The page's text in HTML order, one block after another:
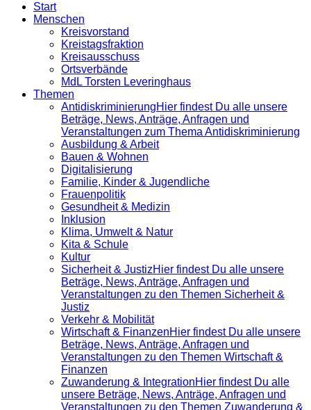
Start
Menschen
Kreisvorstand
Kreistagsfraktion
Kreisausschuss
Ortsverbände
MdL Torsten Leveringhaus
Themen
Antidiskrimi­nierungHier findest Du alle unsere
Beträge, News, Anträge, Anfragen und
Veranstaltungen zum Thema Antidiskriminierung
Ausbildung & Arbeit
Bauen & Wohnen
Digitalisierung
Familie, Kinder & Jugendliche
Frauenpolitik
Gesundheit & Medizin
Inklusion
Klima, Umwelt & Natur
Kita & Schule
Kultur
Sicherheit & JustizHier findest Du alle unsere
Beträge, News, Anträge, Anfragen und
Veranstaltungen zu den Themen Sicherheit &
Justiz
Verkehr & Mobilität
Wirtschaft & FinanzenHier findest Du alle unsere
Beträge, News, Anträge, Anfragen und
Veranstaltungen zu den Themen Wirtschaft &
Finanzen
Zuwanderung & IntegrationHier findest Du alle
unsere Beträge, News, Anträge, Anfragen und
Veranstaltungen zu den Themen Zuwanderung &